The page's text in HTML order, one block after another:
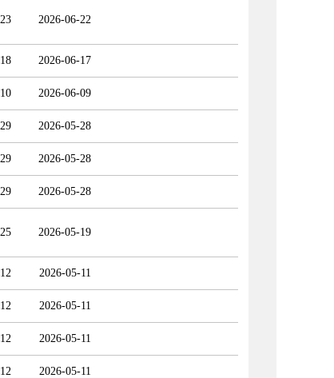
2026-06-22
2026-06-17
2026-06-09
2026-05-28
2026-05-28
2026-05-28
2026-05-19
2026-05-11
2026-05-11
2026-05-11
2026-05-11